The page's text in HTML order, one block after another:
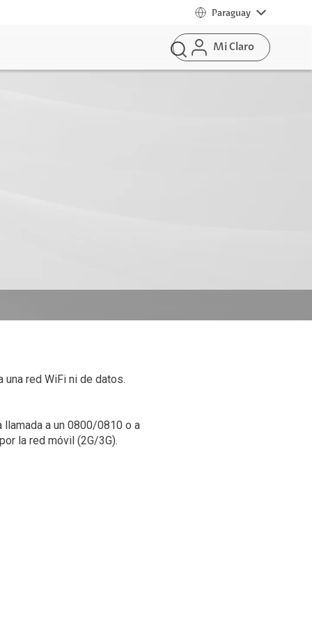
Paraguay
Mi Claro
red WiFi ni de datos.
llamada a un 0800/0810 o a
la red móvil (2G/3G).